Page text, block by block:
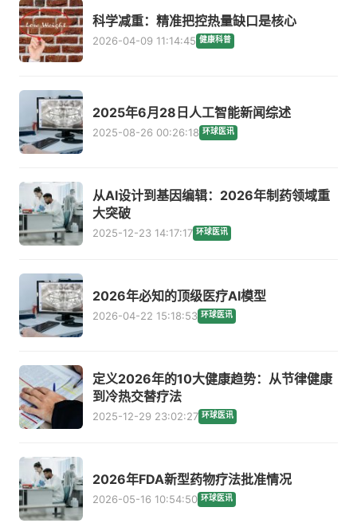
科学减重：精准把控热量缺口是核心
2026-04-09 11:14:45 健康科普
2025年6月28日人工智能新闻综述
2025-08-26 00:26:18 环球医讯
从AI设计到基因编辑：2026年制药领域重
大突破
2025-12-23 14:17:17 环球医讯
2026年必知的顶级医疗AI模型
2026-04-22 15:18:53 环球医讯
定义2026年的10大健康趋势：从节律健康
到冷热交替疗法
2025-12-29 23:02:27 环球医讯
2026年FDA新型药物疗法批准情况
2026-05-16 10:54:50 环球医讯